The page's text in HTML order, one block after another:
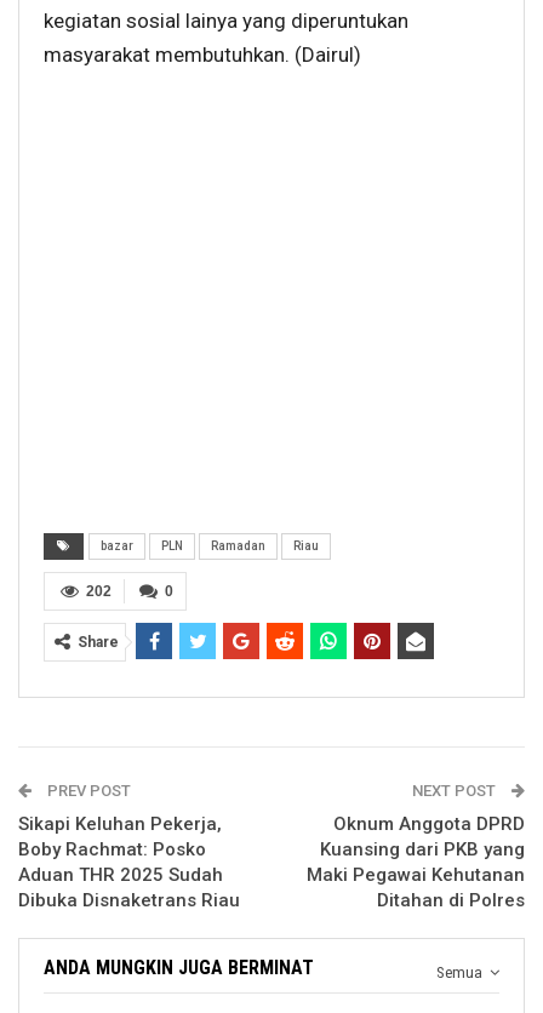
kegiatan sosial lainya yang diperuntukan
masyarakat membutuhkan. (Dairul)
bazar PLN Ramadan Riau
0
202
Share
PREV POST
Sikapi Keluhan Pekerja,
Boby Rachmat: Posko
Aduan THR 2025 Sudah
Dibuka Disnaketrans Riau
NEXT POST
Oknum Anggota DPRD
Kuansing dari PKB yang
Maki Pegawai Kehutanan
Ditahan di Polres
Semua
ANDA MUNGKIN JUGA BERMINAT